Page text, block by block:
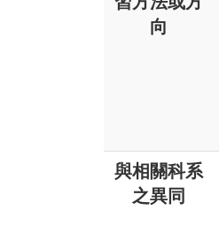
向
與相關科系
之異同